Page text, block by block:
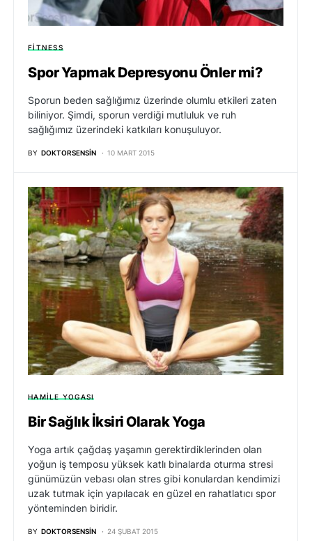
FITNESS
Spor Yapmak Depresyonu Önler mi?
Sporun beden sağlığımız üzerinde olumlu etkileri zaten
biliniyor. Şimdi, sporun verdiği mutluluk ve ruh
sağlığımız üzerindeki katkıları konuşuluyor.
BY DOKTORSENSIN 10 MART 2015
HAMILE YOGASI
Bir Sağlık İksiri Olarak Yoga
Yoga artık çağdaş yaşamın gerektirdiklerinden olan
yoğun iş temposu yüksek katlı binalarda oturma stresi
günümüzün vebası olan stres gibi konulardan kendimizi
uzak tutmak için yapılacak en güzel en rahatlatıcı spor
yönteminden biridir.
BY DOKTORSENSIN 24 ŞUBAT 2015